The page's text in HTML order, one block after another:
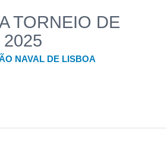
TORNEIO DE
NAVAL DE LISBOA